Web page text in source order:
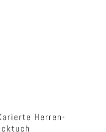
Herren-